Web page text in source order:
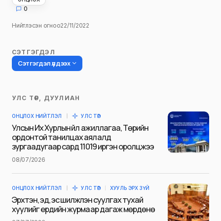
0
Нийтлэсэн огноо22/11/2022
СЭТГЭГДЭЛ
Сэтгэгдэл үлдээх
Таны имэйл хаягийг нийтлэхгүй.
тэмдэглэсэн
Name
УЛС ТӨР, ДУУЛИАН
ОНЦЛОХ НИЙТЛЭЛ УЛС ТӨР
Улсын Их Хурлын үйл ажиллагаа, Төрийн
ордонтой танилцах аялалд
зургаадугаар сард 11019 иргэн оролцжээ
08/07/2026
ОНЦЛОХ НИЙТЛЭЛ УЛС ТӨР ХУУЛЬ ЭРХ ЗҮЙ
Эрхтэн, эд, эс шилжүүлэн суулгах тухай
хуулийг ердийн журмаар дагаж мөрдөнө